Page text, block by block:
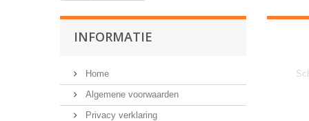
INFORMATIE
Home
Algemene voorwaarden
Privacy verklaring